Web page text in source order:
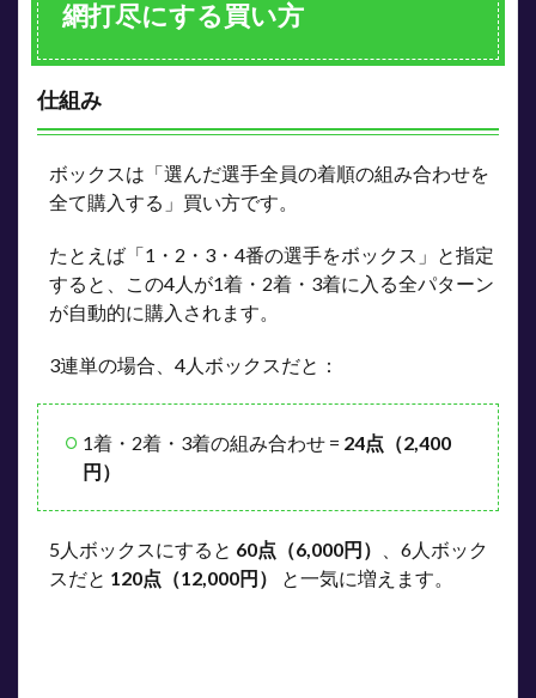
4
フォ
ーシ
ョン
｜着
順ご
とに
を指
定す
る最
上級
法
み
4.2
メリ
とデ
メリ
ット
網打尽にする買い方
仕組み
ボックスは「選んだ選手全員の着順の組み合わせを
全て購入する」買い方です。
たとえば「1・2・3・4番の選手をボックス」と指定
すると、この4人が1着・2着・3着に入る全パターン
が自動的に購入されます。
3連単の場合、4人ボックスだと：
1着・2着・3着の組み合わせ = 24点（2,400
円）
5人ボックスにすると 60点（6,000円）
、6人ボック
スだと 120点（12,000円） と一気に増えます。